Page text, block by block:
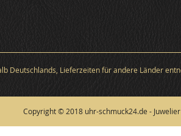
Deutschlands, Lieferzeiten für andere Länder
Copyright © 2018 uhr-schmuck24.de -